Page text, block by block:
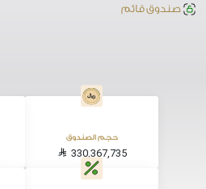
صندوق قائم
حجم الصندوق
330,367,735